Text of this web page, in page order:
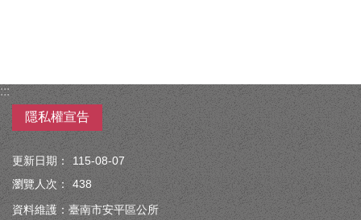
:::
隱私權宣告
更新日期：
115-08-07
瀏覽人次：
438
資料維護：臺南市安平區公所